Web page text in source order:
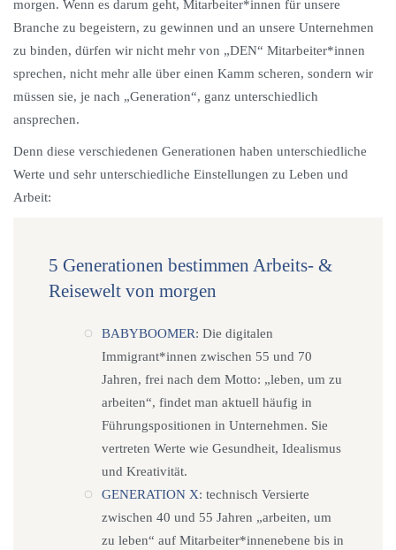
morgen. Wenn es darum geht, Mitarbeiter*innen für unsere
Branche zu begeistern, zu gewinnen und an unsere Unternehmen
zu binden, dürfen wir nicht mehr von „DEN“ Mitarbeiter*innen
sprechen, nicht mehr alle über einen Kamm scheren, sondern wir
müssen sie, je nach „Generation“, ganz unterschiedlich
ansprechen.
Denn diese verschiedenen Generationen haben unterschiedliche
Werte und sehr unterschiedliche Einstellungen zu Leben und
Arbeit:
5 Generationen bestimmen Arbeits- &
Reisewelt von morgen
BABYBOOMER: Die digitalen
Immigrant*innen zwischen 55 und 70
Jahren, frei nach dem Motto: „leben, um zu
arbeiten“, findet man aktuell häufig in
Führungspositionen in Unternehmen. Sie
vertreten Werte wie Gesundheit, Idealismus
und Kreativität.
GENERATION X: technisch Versierte
zwischen 40 und 55 Jahren „arbeiten, um
zu leben“ auf Mitarbeiter*innenebene bis in